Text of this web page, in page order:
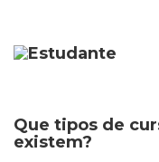
Que tipos de
existem?